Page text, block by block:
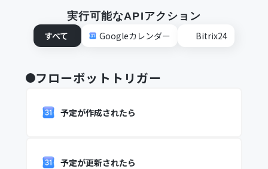
実行可能なAPIアクション
すべて
Googleカレンダー Bitrix24
フローボットトリガー
予定が作成されたら
予定が更新されたら